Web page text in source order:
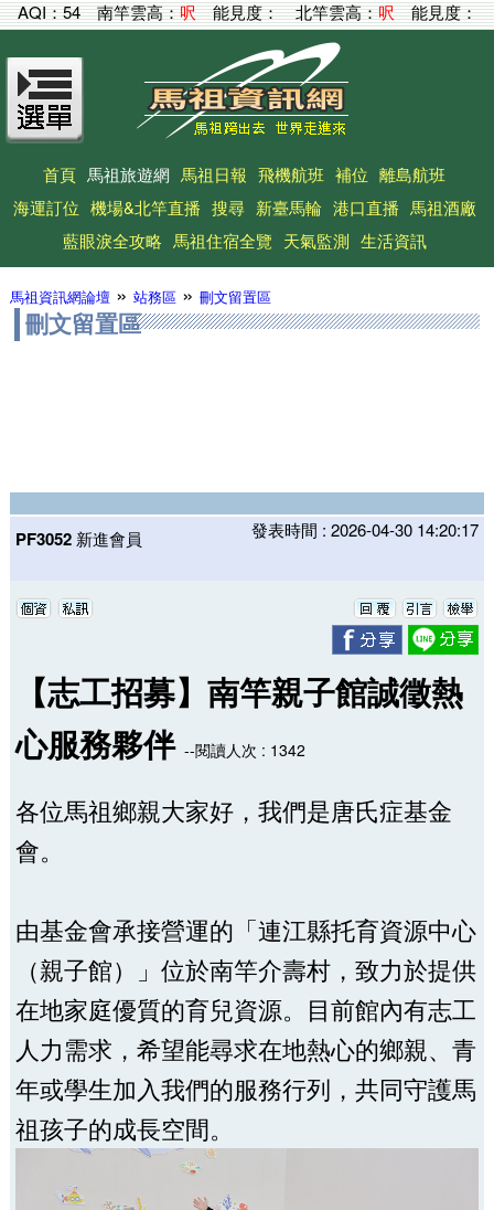
AQI：54 南竿雲高：呎能見度：北竿雲高：呎能見度：
首頁 馬祖旅遊網 馬祖日報 飛機航班 補位 離島航班
海運訂位 機場&北竿直播 搜尋 新臺馬輪 港口直播 馬祖酒廠
藍眼淚全攻略 馬祖住宿全覽 天氣監測 生活資訊
馬祖資訊網論壇» 站務區» 刪文留置區
刪文留置區
PF3052 新進會員 發表時間 : 2026-04-30 14:20:17
【志工招募】南竿親子館誠徵熱
心服務夥伴 --閱讀人次 : 1342
各位馬祖鄉親大家好，我們是唐氏症基金
會。
由基金會承接營運的「連江縣托育資源中心
（親子館）」位於南竿介壽村，致力於提供
在地家庭優質的育兒資源。目前館內有志工
人力需求，希望能尋求在地熱心的鄉親、青
年或學生加入我們的服務行列，共同守護馬
祖孩子的成長空間。